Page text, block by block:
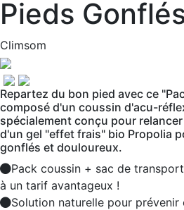
Pieds
Climsom
Repartez du bon pied avec ce
composé d'un coussin d'acu-
spécialement conçu pour
d'un gel "effet frais" bio Propolia
gonflés et douloureux.
Pack coussin + sac de
à un tarif avantageux !
Solution naturelle pour